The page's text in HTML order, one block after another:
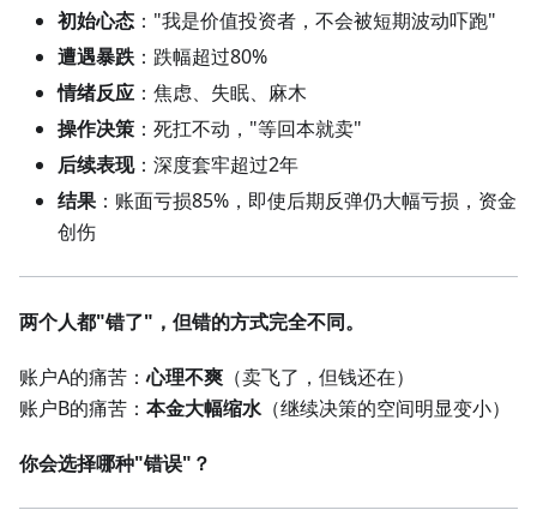
初始心态 ："我是价值投资者，不会被短期波动吓跑"
遭遇暴跌 ：跌幅超过80%
情绪反应 ：焦虑、失眠、麻木
操作决策 ：死扛不动，"等回本就卖"
后续表现：深度套牢超过2年
结果 ：账面亏损85%，即使后期反弹仍大幅亏损，资金
创伤
两个人都"错了"，但错的方式完全不同。
账户A的痛苦：心理不爽 （卖飞了，但钱还在）
账户B的痛苦： 本金大幅缩水（继续决策的空间明显变小）
你会选择哪种"错误"？